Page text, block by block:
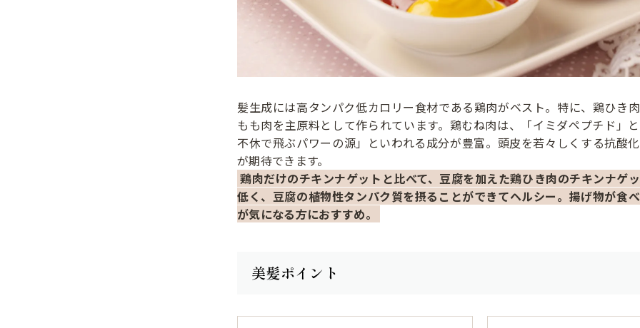
髪生成には高タンパク低カロリー食材である鶏肉がベスト。特に、鶏ひき
もも肉を主原料として作られています。鶏むね肉は、「イミダペプチド」
不休で飛ぶパワーの源」といわれる成分が豊富。頭皮を若々しくする抗酸
が期待できます。
鶏肉だけのチキンナゲットと比べて、豆腐を加えた鶏ひき肉のチキンナゲ
低く、豆腐の植物性タンパク質を摂ることができてヘルシー。揚げ物が食
が気になる方におすすめ。
美髪ポイント